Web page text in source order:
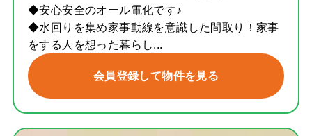
◆安心安全のオール電化です♪
◆水回りを集め家事動線を意識した間取り！家事
をする人を想った暮らし...
会員登録して物件を見る